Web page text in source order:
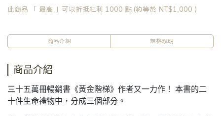
此商品 「 最高 」可以折抵紅利 1000 點 (約等於 NT$1,000 )
商品介紹 規格說明
商品介紹
三十五萬冊暢銷書《黃金階梯》作者又一力作！ 本書的二
十件生命禮物中，分成三個部分。